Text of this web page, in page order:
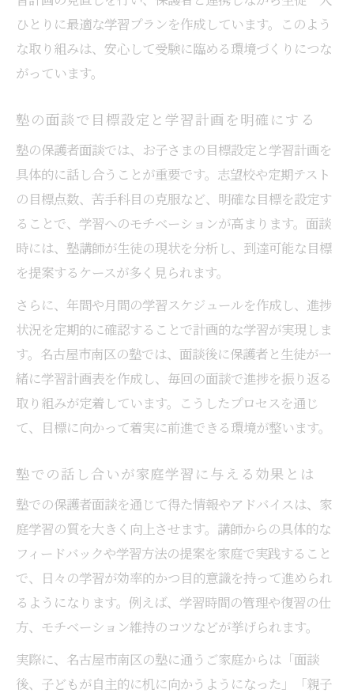
ひとりに最適な学習プランを作成しています。このよう
な取り組みは、安心して受験に臨める環境づくりにつな
がっています。
塾の面談で目標設定と学習計画を明確にする
塾の保護者面談では、お子さまの目標設定と学習計画を
具体的に話し合うことが重要です。志望校や定期テスト
の目標点数、苦手科目の克服など、明確な目標を設定す
ることで、学習へのモチベーションが高まります。面談
時には、塾講師が生徒の現状を分析し、到達可能な目標
を提案するケースが多く見られます。
さらに、年間や月間の学習スケジュールを作成し、進捗
状況を定期的に確認することで計画的な学習が実現しま
す。名古屋市南区の塾では、面談後に保護者と生徒が一
緒に学習計画表を作成し、毎回の面談で進捗を振り返る
取り組みが定着しています。こうしたプロセスを通じ
て、目標に向かって着実に前進できる環境が整います。
塾での話し合いが家庭学習に与える効果とは
塾での保護者面談を通じて得た情報やアドバイスは、家
庭学習の質を大きく向上させます。講師からの具体的な
フィードバックや学習方法の提案を家庭で実践すること
で、日々の学習が効率的かつ目的意識を持って進められ
るようになります。例えば、学習時間の管理や復習の仕
方、モチベーション維持のコツなどが挙げられます。
実際に、名古屋市南区の塾に通うご家庭からは「面談
後、子どもが自主的に机に向かうようになった」「親子